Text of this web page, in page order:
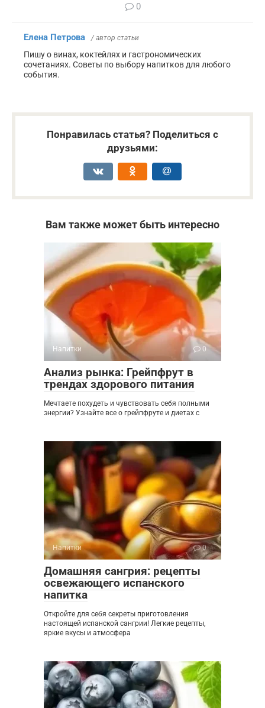
0
Елена Петрова / автор статьи
Пишу о винах, коктейлях и гастрономических
сочетаниях. Советы по выбору напитков для любого
события.
Понравилась статья? Поделиться с
друзьями:
Вам также может быть интересно
Напитки 0
Анализ рынка: Грейпфрут в
трендах здорового питания
Мечтаете похудеть и чувствовать себя полными
энергии? Узнайте все о грейпфруте и диетах с
Напитки 0
Домашняя сангрия: рецепты
освежающего испанского
напитка
Откройте для себя секреты приготовления
настоящей испанской сангрии! Легкие рецепты,
яркие вкусы и атмосфера